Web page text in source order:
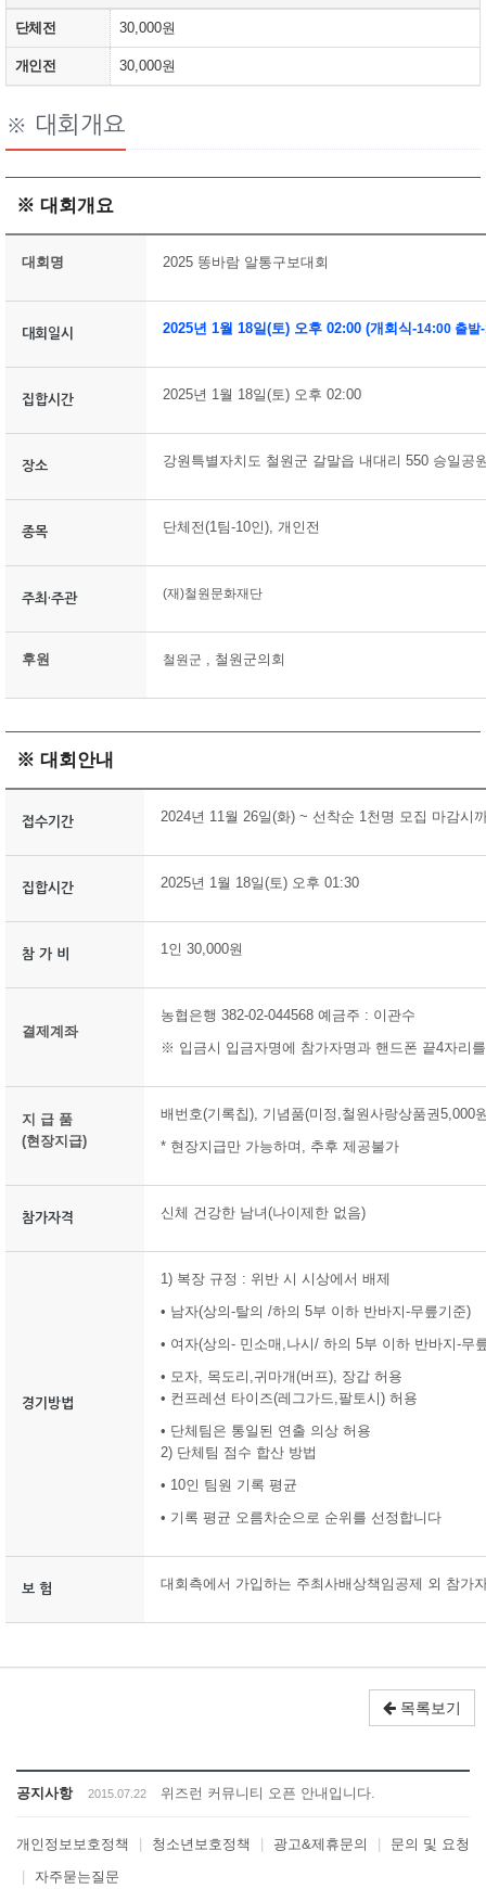
단체전 30,000원
개인전 30,000원
※ 대회개요
※ 대회개요
대회명 2025 똥바람 알통구보대회
대회일시 2025년 1월 18일(토) 오후 02:00 (개회식-14:00 출발
집합시간 2025년 1월 18일(토) 오후 02:00
장소 강원특별자치도 철원군 갈말읍 내대리 550 승일공
종목 단체전(1팀-10인), 개인전
주최·주관 (재)철원문화재단
후원 철원군 , 철원군의회
※ 대회안내
접수기간 2024년 11월 26일(화) ~ 선착순 1천명 모집 마감시
집합시간 2025년 1월 18일(토) 오후 01:30
참 가 비 1인 30,000원
결제계좌
농협은행 382-02-044568 예금주 : 이관수
※ 입금시 입금자명에 참가자명과 핸드폰 끝4자리
지 급 품
(현장지급)
배번호(기록칩), 기념품(미정,철원사랑상품권5,000
* 현장지급만 가능하며, 추후 제공불가
참가자격 신체 건강한 남녀(나이제한 없음)
경기방법
1) 복장 규정 : 위반 시 시상에서 배제
• 남자(상의-탈의 /하의 5부 이하 반바지-무릎기준)
• 여자(상의- 민소매,나시/ 하의 5부 이하 반바지-무
• 모자, 목도리,귀마개(버프), 장갑 허용
• 컨프레션 타이즈(레그가드,팔토시) 허용
• 단체팀은 통일된 연출 의상 허용
2) 단체팀 점수 합산 방법
• 10인 팀원 기록 평균
• 기록 평균 오름차순으로 순위를 선정합니다
보 험 대회측에서 가입하는 주최사배상책임공제 외 참가
목록보기
공지사항 2015.07.22 위즈런 커뮤니티 오픈 안내입니다.
개인정보보호정책 | 청소년보호정책 | 광고&제휴문의 |
문의 및 요청
|
자주묻는질문